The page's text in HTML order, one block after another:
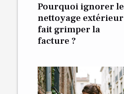
Pourquoi ignorer le
nettoyage extérieur
fait grimper la
facture ?